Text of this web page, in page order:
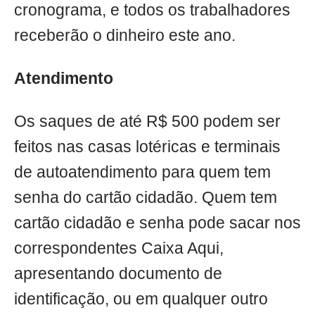
cronograma, e todos os trabalhadores
receberão o dinheiro este ano.
Atendimento
Os saques de até R$ 500 podem ser
feitos nas casas lotéricas e terminais
de autoatendimento para quem tem
senha do cartão cidadão. Quem tem
cartão cidadão e senha pode sacar nos
correspondentes Caixa Aqui,
apresentando documento de
identificação, ou em qualquer outro